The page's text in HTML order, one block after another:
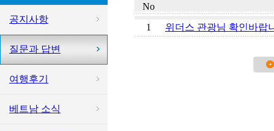
공지사항
질문과 답변
여행후기
베트남 소식
No
1
위더스 관광님 확인바랍